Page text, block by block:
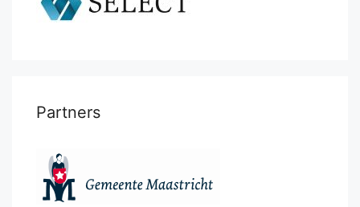
Partners